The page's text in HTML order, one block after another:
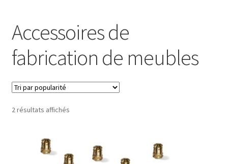
Droit de rétractation
Transport maritime
Accessoires de
fabrication de meubles
2 résultats affichésTrié